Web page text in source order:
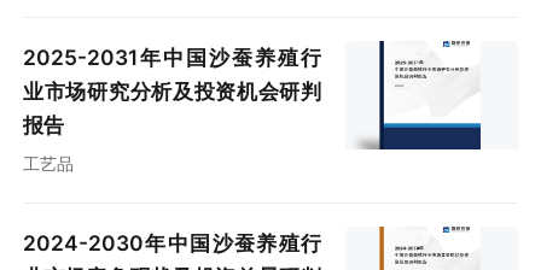
2025-2031年中国沙蚕养殖行
业市场研究分析及投资机会研判
报告
工艺品
2024-2030年中国沙蚕养殖行